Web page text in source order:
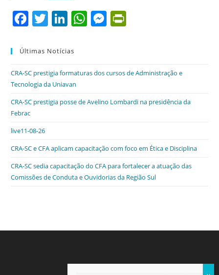
F
c
b
o
o
k
T
itt
er
Li
k
dI
n
W
A
p
M
n
g
ri
e
n
Últimas Notícias
CRA-SC prestigia formaturas dos cursos de Administração e
Tecnologia da Uniavan
CRA-SC prestigia posse de Avelino Lombardi na presidência da
Febrac
live11-08-26
CRA-SC e CFA aplicam capacitação com foco em Ética e Disciplina
CRA-SC sedia capacitação do CFA para fortalecer a atuação das
Comissões de Conduta e Ouvidorias da Região Sul